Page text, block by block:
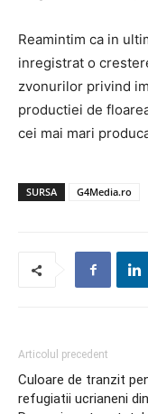
Reamintim ca in
inregistrat o
zvonurilor privind
productiei de
cei mai mari
SURSA G4Media.ro
Articolul precedent
Culoare de tranzit
refugiatii ucrianeni